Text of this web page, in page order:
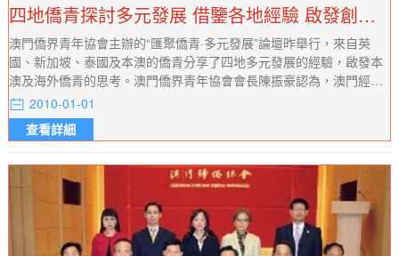
四地僑青探討多元發展 借鑒各地經驗 啟發創新思考
澳門僑界青年協會主辦的“匯聚僑青·多元發展”論壇昨舉行，來自英
國、新加坡、泰國及本澳的僑青分享了四地多元發展的經驗，啟發本
澳及海外僑青的思考。澳門僑界青年協會會長陳振豪認為，澳門經濟
體系小，要多元發展，除增加與周邊地區聯繫和合作，在社會建設、
文化教育等各方面也應具多元化政策，相信更能使澳門的經濟發展具
生命力。
2010-01-01
查看詳細